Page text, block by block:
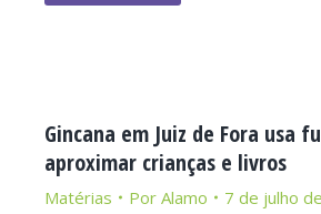
Gincana em Juiz de Fora usa
aproximar crianças e livros
Matérias Por Alamo
7 de julho